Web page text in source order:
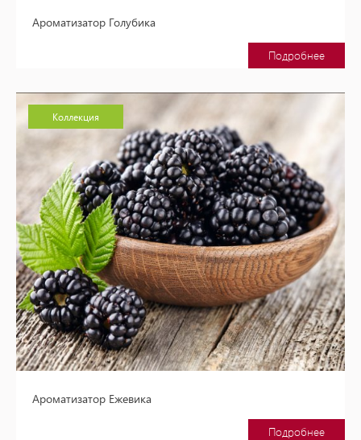
Ароматизатор Голубика
Подробнее
Коллекция
Ароматизатор Ежевика
Подробнее